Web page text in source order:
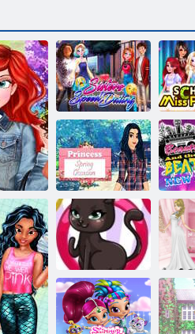
ﺎﻬﺨﻳﺭﺎﺗ ﻊﺟﺮﻳ
ﻲﺘﻟﺍ ﺔﻋﺮﺴﻟﺍ
ﺕﺍﻮﺧﻷ ﺍ
ﻊﻴﺑﺮﻟﺍ ﺓﺮﻴﻣﻷ ﺍ
ﺕﺎﺒﺳﺎﻨﻣ
ءﺎﻳﺯﻷ ﺍ ﻢﻤﺼﻣ
ﻂﻘﻟﺍ
2 ﻰﻠﻴﻟ ﻑﺎﻓﺯ